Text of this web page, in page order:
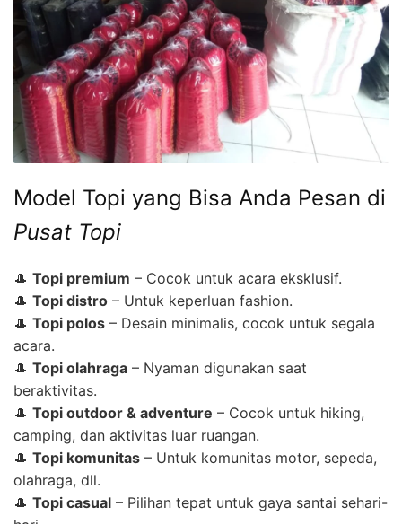
Model Topi yang Bisa Anda Pesan di
Pusat Topi
🎩 Topi premium – Cocok untuk acara eksklusif.
🎩 Topi distro – Untuk keperluan fashion.
🎩 Topi polos – Desain minimalis, cocok untuk segala
acara.
🎩 Topi olahraga – Nyaman digunakan saat
beraktivitas.
🎩 Topi outdoor & adventure – Cocok untuk hiking,
camping, dan aktivitas luar ruangan.
🎩 Topi komunitas – Untuk komunitas motor, sepeda,
olahraga, dll.
🎩 Topi casual – Pilihan tepat untuk gaya santai sehari-